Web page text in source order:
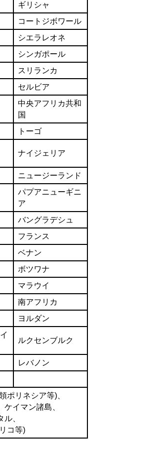
ギリシャ
コートジボワール
シエラレオネ
シンガポール
スリランカ
セルビア
中央アフリカ共和
国
トーゴ
ナイジェリア
ニュージーランド
パプアニューギニ
ア
バングラデシュ
フランス
ベナン
ボツワナ
マラウイ
南アフリカ
ヨルダン
ルクセンブルク
レバノン
リネシア等)、
マン諸島、
、
コ等)